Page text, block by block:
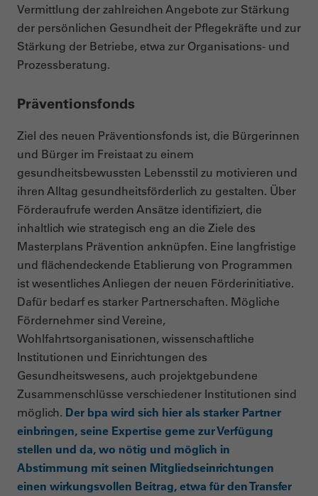
Vermittlung der zahlreichen Angebote zur Stärkung
der persönlichen Gesundheit der Pflegekräfte und zur
Stärkung der Betriebe, etwa zur Organisations- und
Prozessberatung.
Präventionsfonds
Ziel des neuen Präventionsfonds ist, die Bürgerinnen
und Bürger im Freistaat zu einem
gesundheitsbewussten Lebensstil zu motivieren und
ihren Alltag gesundheitsförderlich zu gestalten. Über
Förderaufrufe werden Ansätze identifiziert, die
inhaltlich wie strategisch eng an die Ziele des
Masterplans Prävention anknüpfen. Eine langfristige
und flächendeckende Etablierung von Programmen
ist wesentliches Anliegen der neuen Förderinitiative.
Dafür bedarf es starker Partnerschaften. Mögliche
Fördernehmer sind Vereine,
Wohlfahrtsorganisationen, wissenschaftliche
Institutionen und Einrichtungen des
Gesundheitswesens, auch projektgebundene
Zusammenschlüsse verschiedener Institutionen sind
möglich. Der bpa wird sich hier als starker Partner
einbringen, seine Expertise gerne zur Verfügung
stellen und da, wo nötig und möglich in
Abstimmung mit seinen Mitgliedseinrichtungen
einen wirkungsvollen Beitrag, etwa für den Transfer